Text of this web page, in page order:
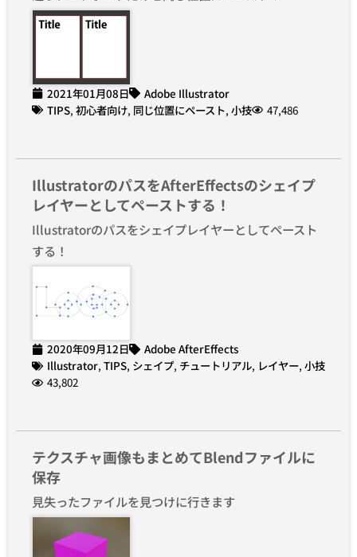
2021年01月08日
Adobe Illustrator
TIPS, 初心者向け, 同じ位置にペースト, 小技 47,486
IllustratorのパスをAfterEffectsのシェイプ
レイヤーとしてペーストする！
Illustratorのパスをシェイプレイヤーとしてペースト
する！
2020年09月12日
Adobe AfterEffects
Illustrator, TIPS, シェイプ, チュートリアル, レイヤー, 小技
43,802
テクスチャ画像もまとめてBlendファイルに
保存
見失ったファイルを見つけに行きます